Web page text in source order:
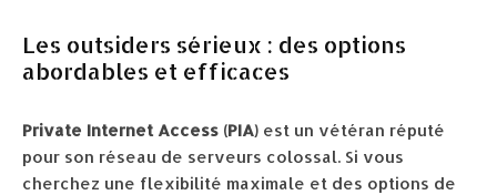
Les outsiders sérieux : des options
abordables et efficaces
Private Internet Access (PIA) est un vétéran réputé
pour son réseau de serveurs colossal. Si vous
cherchez une flexibilité maximale et des options de